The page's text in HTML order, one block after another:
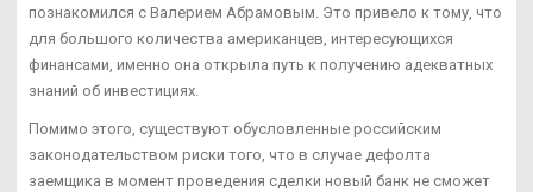
познакомился с Валерием Абрамовым. Это привело к тому, что
для большого количества американцев, интересующихся
финансами, именно она открыла путь к получению адекватных
знаний об инвестициях.
Помимо этого, существуют обусловленные российским
законодательством риски того, что в случае дефолта
заемщика в момент проведения сделки новый банк не сможет